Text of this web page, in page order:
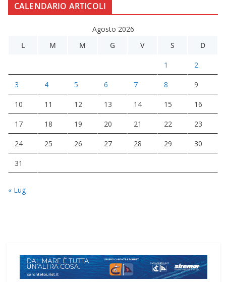
CALENDARIO ARTICOLI
Agosto 2026
L
M M G V S D
1 2
3 4 5 6 7 8 9
10 11 12 13 14 15 16
17 18 19 20 21 22 23
24 25 26 27 28 29 30
31
« Lug